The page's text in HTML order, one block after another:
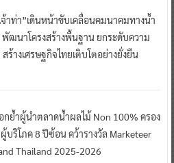
จ้าท่า”เดินหน้าขับเคลื่อนคมนาคมทางน้ำ
ฒนาโครงสร้างพื้นฐาน ยกระดับความ
ร้างเศรษฐกิจไทยเติบโตอย่างยั่งยืน
กย้ำผู้นำตลาดน้ำผลไม้ Non 100% ครอง
บริโภค 8 ปีซ้อน คว้ารางวัล Marketeer
Thailand 2025-2026